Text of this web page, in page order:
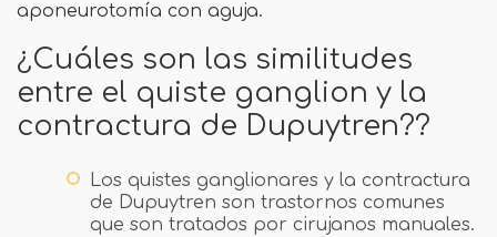
aponeurotomía con aguja.
¿Cuáles son las similitudes
entre el quiste ganglion y la
contractura de Dupuytren??
Los quistes ganglionares y la contractura
de Dupuytren son trastornos comunes
que son tratados por cirujanos manuales.